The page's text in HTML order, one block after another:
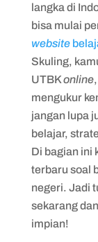
langka di
bisa mulai
website
Skuling,
UTBKonline
mengukur
jangan lupa
belajar,
Di bagian ini
terbaru soal
negeri. Jadi
sekarang
impian!